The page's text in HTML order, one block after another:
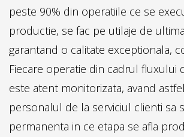
peste 90% din operatiile ce se
productie, se fac pe utilaje de
garantand o calitate exceptionala,
Fiecare operatie din cadrul fluxului
este atent monitorizata, avand
personalul de la serviciul clienti sa
permanenta in ce etapa se afla